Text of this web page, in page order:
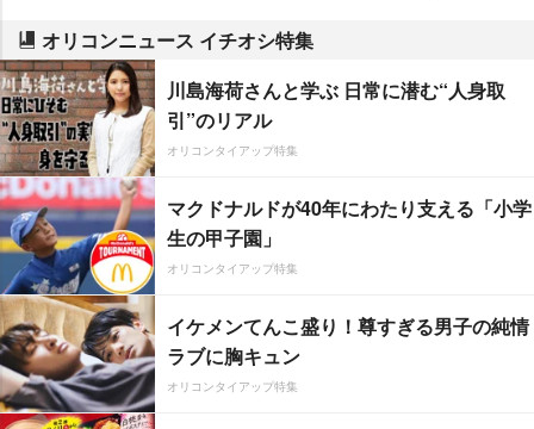
オリコンニュース イチオシ特集
川島海荷さんと学ぶ 日常に潜む“人身取
引”のリアル
オリコンタイアップ特集
マクドナルドが40年にわたり支える「小学
生の甲子園」
オリコンタイアップ特集
イケメンてんこ盛り！尊すぎる男子の純情
ラブに胸キュン
オリコンタイアップ特集